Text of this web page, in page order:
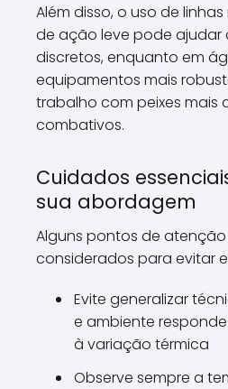
Além disso, o uso de
de ação leve pode ajudar
discretos, enquanto em
equipamentos mais
trabalho com peixes mais
combativos.
Cuidados
sua abordagem
Alguns pontos de
considerados para evitar
Evite generalizar
e ambiente
à variação térmica
Observe sempre a